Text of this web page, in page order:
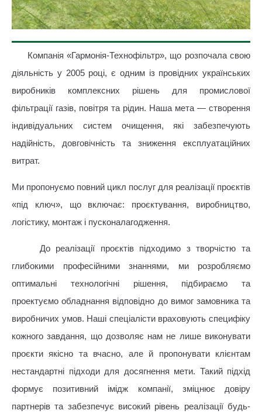
Компанія «Гармонія-Технофільтр», що розпочала свою
діяльність у 2005 році, є одним із провідних українських
виробників комплексних рішень для промислової
фільтрації газів, повітря та рідин. Наша мета — створення
індивідуальних систем очищення, які забезпечують
надійність, довговічність та зниження експлуатаційних
витрат.
Ми пропонуємо повний цикл послуг для реалізації проєктів
«під ключ», що включає: проєктування, виробництво,
логістику, монтаж і пусконалагодження.
До реалізації проєктів підходимо з творчістю та
глибокими професійними знаннями, ми розробляємо
оптимальні технологічні рішення, підбираємо та
проектуємо обладнання відповідно до вимог замовника та
виробничих умов. Наші спеціалісти враховують специфіку
кожного завдання, що дозволяє нам не лише виконувати
проєкти якісно та вчасно, але й пропонувати клієнтам
нестандартні підходи для досягнення мети. Такий підхід
формує позитивний імідж компанії, зміцнює довіру
партнерів та забезпечує високий рівень реалізації будь-